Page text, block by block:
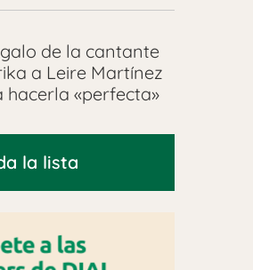
de la cantante
a Leire Martínez
hacerla «perfecta»
la lista